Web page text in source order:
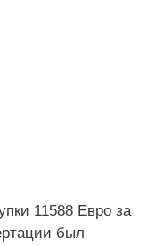
11588 Евро за
был